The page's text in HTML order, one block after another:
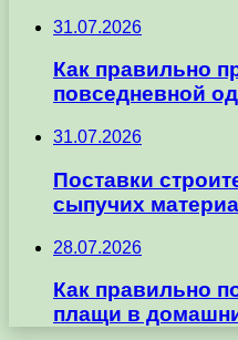
31.07.2026
Как правильно
повседневной
31.07.2026
Поставки
сыпучих
28.07.2026
Как правильно
плащи в